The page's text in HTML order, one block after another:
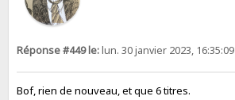
Réponse #449 le:lun. 30 janvier 2023, 16:35:09
Bof, rien de nouveau, et que 6 titres.